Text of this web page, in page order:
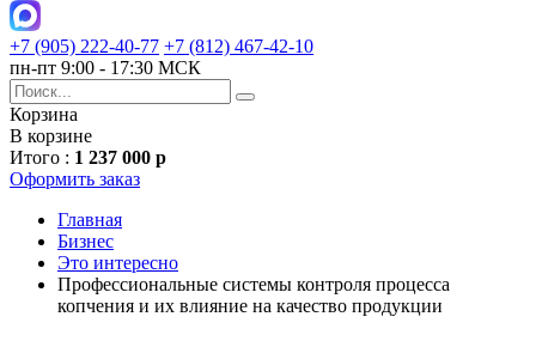
+7 (905) 222-40-77 +7 (812) 467-42-10
пн-пт 9:00 - 17:30 МСК
Корзина
В корзине
Итого : 1 237 000 р
Оформить заказ
Главная
Бизнес
Это интересно
Профессиональные системы контроля процесса
копчения и их влияние на качество продукции